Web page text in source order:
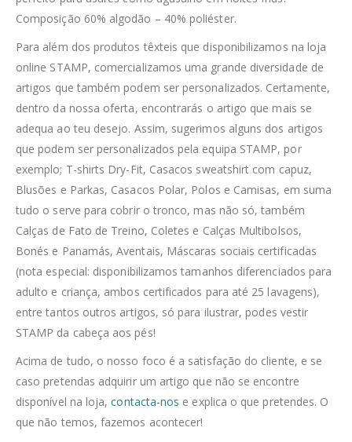
Composição 60% algodão – 40% poliéster.
Para além dos produtos têxteis que disponibilizamos na loja
online STAMP, comercializamos uma grande diversidade de
artigos que também podem ser personalizados. Certamente,
dentro da nossa oferta, encontrarás o artigo que mais se
adequa ao teu desejo. Assim, sugerimos alguns dos artigos
que podem ser personalizados pela equipa STAMP, por
exemplo; T-shirts Dry-Fit, Casacos sweatshirt com capuz,
Blusões e Parkas, Casacos Polar, Polos e Camisas, em suma
tudo o serve para cobrir o tronco, mas não só, também
Calças de Fato de Treino, Coletes e Calças Multibolsos,
Bonés e Panamás, Aventais, Máscaras sociais certificadas
(nota especial: disponibilizamos tamanhos diferenciados para
adulto e criança, ambos certificados para até 25 lavagens),
entre tantos outros artigos, só para ilustrar, podes vestir
STAMP da cabeça aos pés!
Acima de tudo, o nosso foco é a satisfação do cliente, e se
caso pretendas adquirir um artigo que não se encontre
disponível na loja,contacta-nos e explica o que pretendes. O
que não temos, fazemos acontecer!